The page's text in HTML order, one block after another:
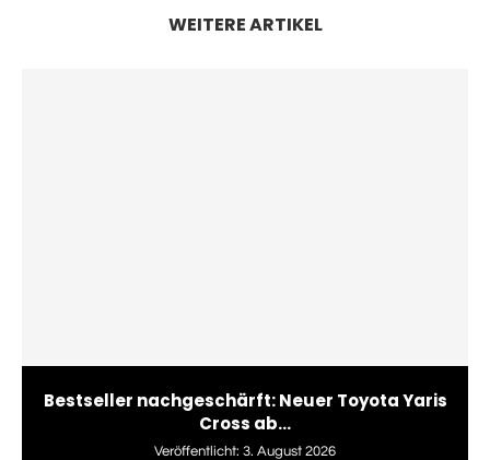
WEITERE ARTIKEL
Bestseller nachgeschärft: Neuer Toyota Yaris
Cross ab...
Veröffentlicht: 3. August 2026